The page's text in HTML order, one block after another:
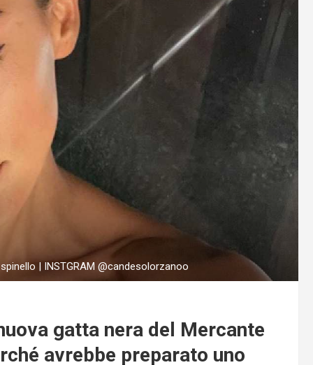
| INSTGRAM @candesolorzanoo
gatta nera del Mercante
avrebbe preparato uno